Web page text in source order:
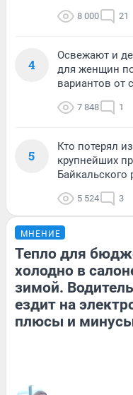
8 000 21
4
Освежают и
для женщин
вариантов от
7 848 1
5
Кто потерял
крупнейших
Байкальского
5 524 3
МНЕНИЕ
Тепло для
холодно в
зимой.
ездит на
плюсы и